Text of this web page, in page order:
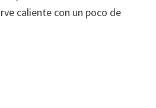
caliente con un poco de